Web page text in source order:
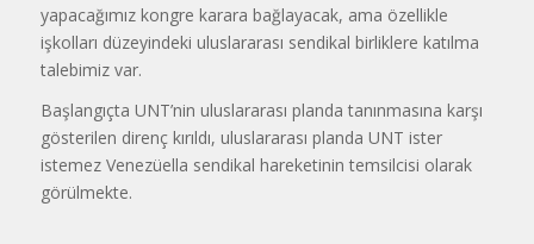
ya­pacağımız kongre karara bağlaya­cak, ama özellikle
işkolları düze­yindeki uluslararası sendikal bir­liklere katılma
talebimiz var.
Başlangıçta UNT’nin uluslara­rası planda tanınmasına karşı
gös­terilen direnç kırıldı, uluslararası planda UNT ister
istemez Venezü­ella sendikal hareketinin temsilcisi olarak
görülmekte.